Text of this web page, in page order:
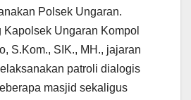
Polsek Ungaran.
Ungaran Kompol
S.Kom., SIK., MH., jajaran
patroli dialogis
masjid sekaligus